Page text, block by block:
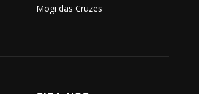
Mogi das Cruzes